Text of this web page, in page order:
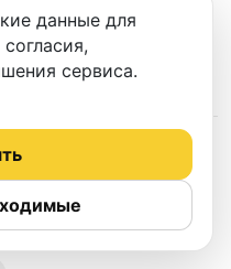
данные для
сервиса.